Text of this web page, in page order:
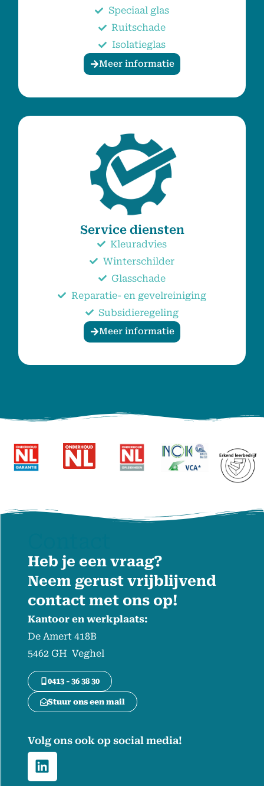
Speciaal glas
Ruitschade
Isolatieglas
Meer informatie
Service diensten
Kleuradvies
Winterschilder
Glasschade
Reparatie- en gevelreiniging
Subsidieregeling
Meer informatie
Heb je een vraag?
Neem gerust vrijblijvend
contact met ons op!
Kantoor en werkplaats:
De Amert 418B
5462 GH Veghel
0413 - 36 38 30
Stuur ons een mail
Volg ons ook op social media!